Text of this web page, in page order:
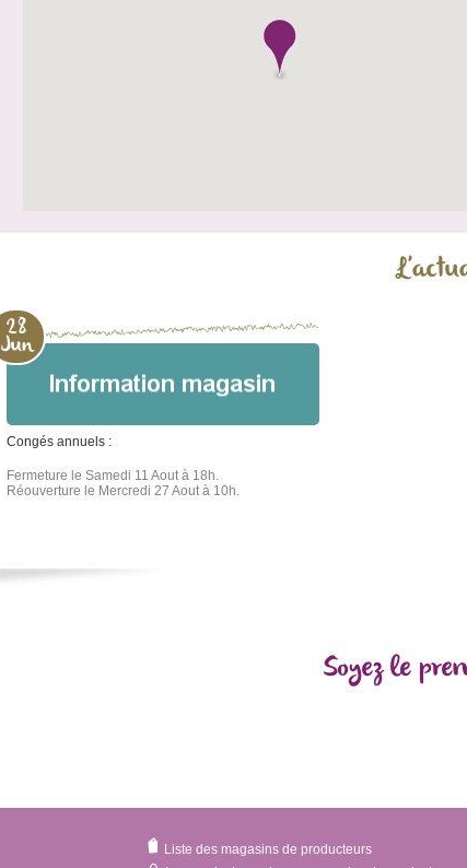
28
Jun
Congés annuels :
Fermeture le Samedi 11 Aout à 18h.
Réouverture le Mercredi 27 Aout à 10h.
Soyez le
Liste des magasins de producteurs